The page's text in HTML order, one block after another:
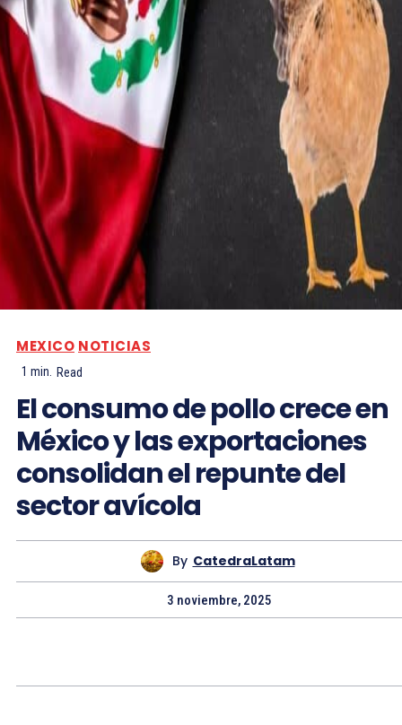
MEXICO NOTICIAS
1 min. Read
El consumo de pollo crece en
México y las exportaciones
consolidan el repunte del
sector avícola
By CatedraLatam
3 noviembre, 2025